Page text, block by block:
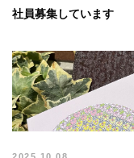
社員募集しています